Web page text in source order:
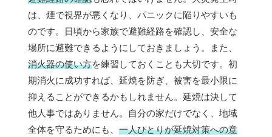
は、煙で視界が悪くなり、パニックに陥りやすいも
のです。日頃から家族で避難経路を確認し、安全な
場所に避難できるようにしておきましょう。また、
消火器の使い方を練習しておくことも大切です。初
期消火に成功すれば、延焼を防ぎ、被害を最小限に
抑えることができるかもしれません。延焼は決して
他人事ではありません。自分の家だけでなく、地域
全体を守るためにも、 一人ひとりが延焼対策への意